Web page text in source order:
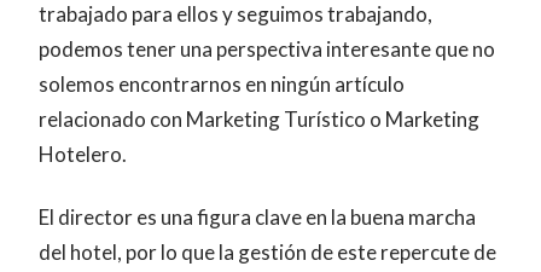
trabajado para ellos y seguimos trabajando,
podemos tener una perspectiva interesante que no
solemos encontrarnos en ningún artículo
relacionado con Marketing Turístico o Marketing
Hotelero.
El director es una figura clave en la buena marcha
del hotel, por lo que la gestión de este repercute de